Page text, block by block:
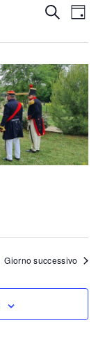
Eventi
e
viste
Cerca
Giorno
Giorno successivo